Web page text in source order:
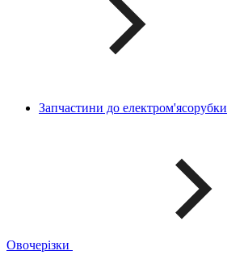
Запчастини до
Овочерізки